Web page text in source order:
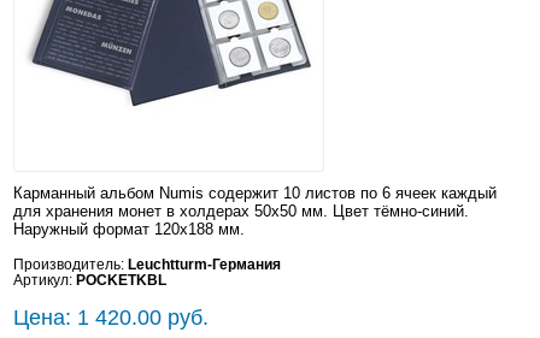
Карманный альбом Numis содержит 10 листов по 6 ячеек каждый
для хранения монет в холдерах 50x50 мм. Цвет тёмно-синий.
Наружный формат 120x188 мм.
Производитель: Leuchtturm-Германия
Артикул: POCKETKBL
Цена: 1 420.00 руб.